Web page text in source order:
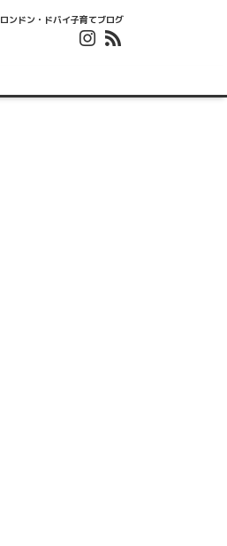
ロンドン・ドバイ子育てブログ